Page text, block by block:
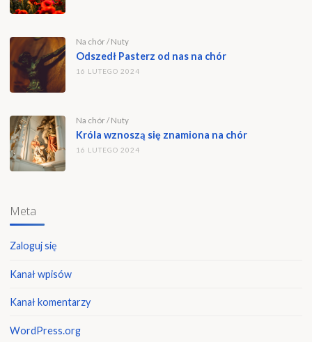
Na chór/ Nuty
Odszedł Pasterz od nas na chór
16 LUTEGO 2024
Na chór/ Nuty
Króla wznoszą się znamiona na chór
16 LUTEGO 2024
Meta
Zaloguj się
Kanał wpisów
Kanał komentarzy
WordPress.org